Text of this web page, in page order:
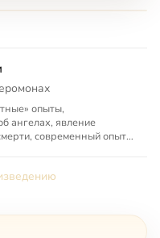
опыты,
ангелах, явление
современный опыт